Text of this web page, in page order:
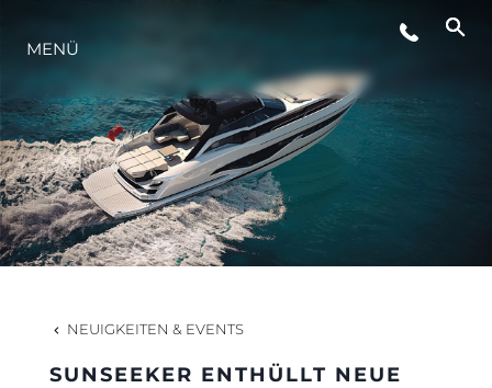
INNOVATION
GESCHICHTE
MENÜ
NEUIGKEITEN & EVENTS
SUNSEEKER ENTHÜLLT NEUE